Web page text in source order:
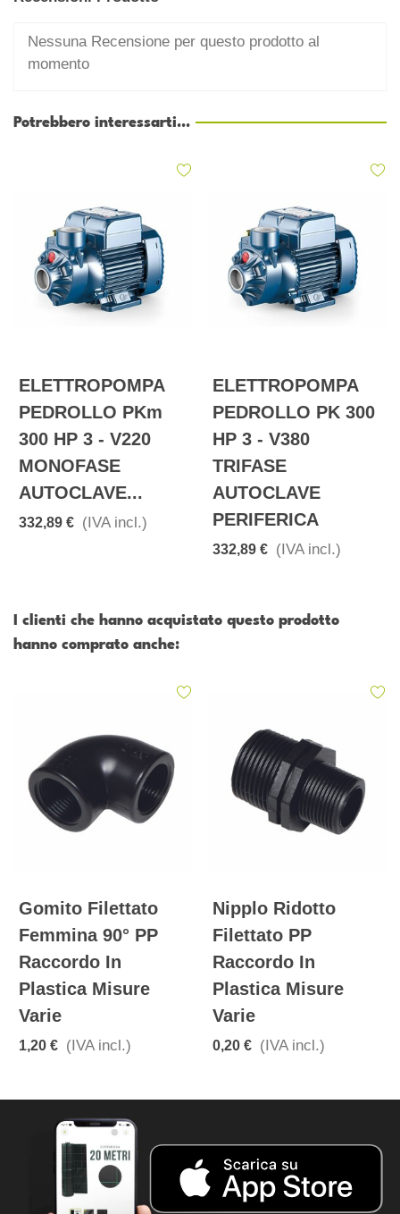
Nessuna Recensione per questo prodotto al
momento
Potrebbero interessarti...
ELETTROPOMPA
PEDROLLO PKm
300 HP 3 - V220
MONOFASE
AUTOCLAVE...
332,89 € (IVA incl.)
ELETTROPOMPA
PEDROLLO PK 300
HP 3 - V380
TRIFASE
AUTOCLAVE
PERIFERICA
332,89 € (IVA incl.)
I clienti che hanno acquistato questo prodotto
hanno comprato anche:
Gomito Filettato
Femmina 90° PP
Raccordo In
Plastica Misure
Varie
1,20 € (IVA incl.)
Nipplo Ridotto
Filettato PP
Raccordo In
Plastica Misure
Varie
0,20 € (IVA incl.)